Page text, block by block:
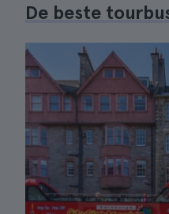
De beste